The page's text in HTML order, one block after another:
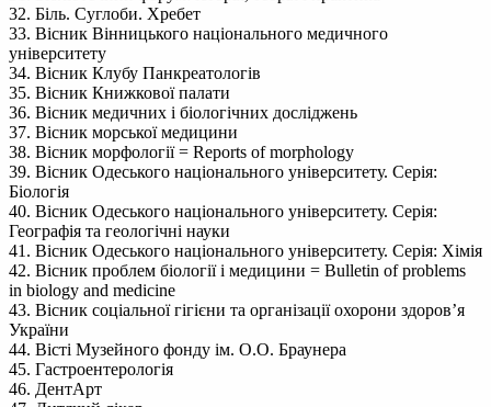
32. Біль. Суглоби. Хребет
33. Вісник Вінницького національного медичного
університету
34. Вісник Клубу Панкреатологів
35. Вісник Книжкової палати
36. Вісник медичних і біологічних досліджень
37. Вісник морської медицини
38. Вісник морфології = Reports of morphology
39. Вісник Одеського національного університету. Серія:
Біологія
40. Вісник Одеського національного університету. Серія:
Географія та геологічні науки
41. Вісник Одеського національного університету. Серія: Хімія
42. Вісник проблем біології і медицини = Bulletin of problems
in biology and medicine
43. Вісник соціальної гігієни та організації охорони здоров’я
України
44. Вісті Музейного фонду ім. О.О. Браунера
45. Гастроентерологія
46. ДентАрт